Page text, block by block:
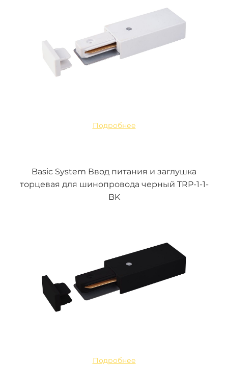
Подробнее
Basic System Ввод питания и заглушка
торцевая для шинопровода черный TRP-1-1-
BK
Подробнее